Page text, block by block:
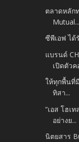
ตลาดหลัก
Mutual...
ซีพีเอฟ ได้
แบรนด์
เปิดตัวค
ให้ทุกพื้นที่
ทิสา...
“เอส โฮเ
อย่างย...
นิตยสาร